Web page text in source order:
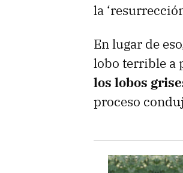
la
En lugar de
lobo terrible a
los lobos
proceso